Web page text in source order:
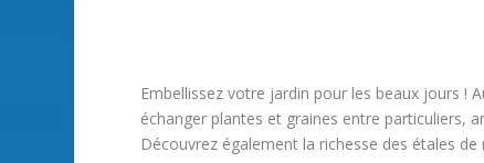
Embellissez votre jardin pour les beaux jours !
échanger plantes et graines entre particuliers,
Découvrez également la richesse des étales